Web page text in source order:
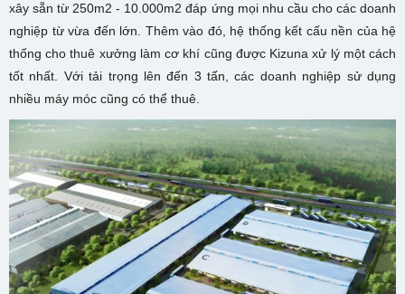
xây sẵn từ 250m2 - 10.000m2 đáp ứng mọi nhu cầu cho các doanh
nghiệp từ vừa đến lớn. Thêm vào đó, hệ thống kết cấu nền của hệ
thống cho thuê xưởng làm cơ khí cũng được Kizuna xử lý một cách
tốt nhất. Với tải trọng lên đến 3 tấn, các doanh nghiệp sử dụng
nhiều máy móc cũng có thể thuê.